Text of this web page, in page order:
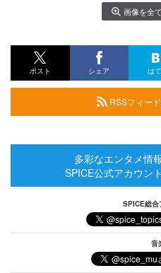
画像を全
ポスト シェア は
RSSフィー
多彩なエンタメ情
SPICE公式アカウン
SPICE総合
音